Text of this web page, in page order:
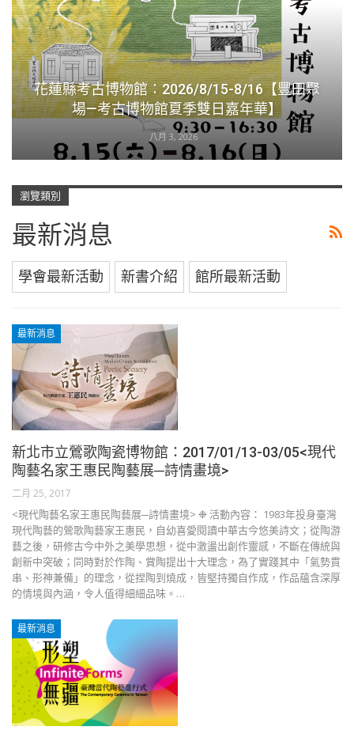
花蓮縣考古博物館：2026/8/15-8/16【豐田聚
場—考古博物館夏季雙日嘉年華】
八月 3, 2026
瀏覽類別
最新消息
學會最新活動 新書介紹 館所最新活動
最新消息
新北市立鶯歌陶瓷博物館：2017/01/13-03/05<現代
陶藝名家王惠民陶藝展─詩情畫境>
二月 25, 2017
<現代陶藝名家王惠民陶藝展─詩情畫境> ❉ 活動內容： 1983年投身臺灣
現代陶藝的鶯歌陶藝家王惠民，自幼喜愛閱讀中華古今悠美詩文；從陶游
藝之後，研修古今中外之美學思想，從中激盪出創作靈感，不斷在傳統與
創新中突破；同時對於作陶、賞陶提出十大理念，為了實踐其中「氣勢貫
串、形神兼備」的理念，從捏陶到燒成，皆堅持獨自作成，作品蘊含深厚
的情境與內涵，令人值得細細品味。…
最新消息